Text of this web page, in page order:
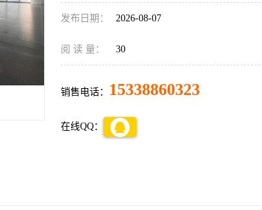
发布日期： 2026-08-07
阅 读 量： 30
销售电话： 15338860323
在线QQ：